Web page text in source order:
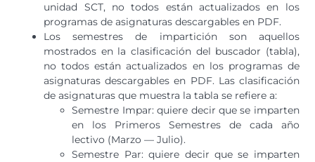
unidad SCT, no todos están actualizados en los
programas de asignaturas descargables en PDF.
Los semestres de impartición son aquellos
mostrados en la clasificación del buscador (tabla),
no todos están actualizados en los programas de
asignaturas descargables en PDF. Las clasificación
de asignaturas que muestra la tabla se refiere a:
Semestre Impar: quiere decir que se imparten
en los Primeros Semestres de cada año
lectivo (Marzo — Julio).
Semestre Par: quiere decir que se imparten